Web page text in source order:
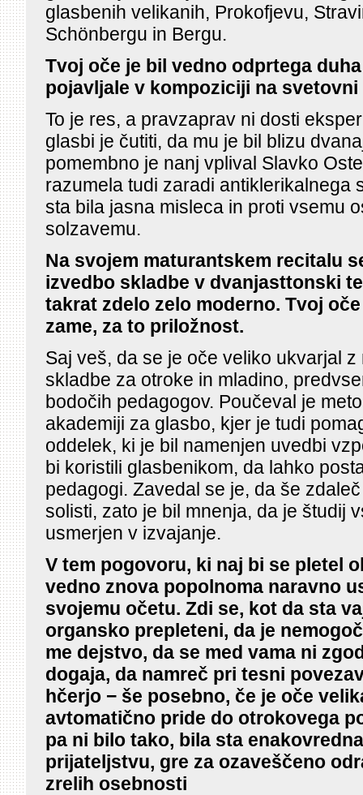
glasbenih velikanih, Prokofjevu,
Schönbergu in Bergu.
Tvoj oče je bil vedno odprtega
pojavljale v kompoziciji na svetovni
To je res, a pravzaprav ni dosti
glasbi je čutiti, da mu je bil blizu
pomembno je nanj vplival Slavko
razumela tudi zaradi antiklerikalnega
sta bila jasna misleca in proti vsemu
solzavemu.
Na svojem maturantskem recitalu
izvedbo skladbe v dvanjasttonski
takrat zdelo zelo moderno. Tvoj
zame, za to priložnost.
Saj veš, da se je oče veliko ukvarjal
skladbe za otroke in mladino,
bodočih pedagogov. Poučeval je
akademiji za glasbo, kjer je tudi
oddelek, ki je bil namenjen uvedbi
bi koristili glasbenikom, da lahko
pedagogi. Zavedal se je, da še
solisti, zato je bil mnenja, da je študij
usmerjen v izvajanje.
V tem pogovoru, ki naj bi se pletel
vedno znova popolnoma naravno
svojemu očetu. Zdi se, kot da sta
organsko prepleteni, da je
me dejstvo, da se med vama ni
dogaja, da namreč pri tesni
hčerjo − še posebno, če je oče
avtomatično pride do otrokovega
pa ni bilo tako, bila sta
prijateljstvu, gre za ozaveščeno
zrelih osebnosti